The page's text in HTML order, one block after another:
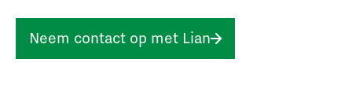
Neem contact op met Lian